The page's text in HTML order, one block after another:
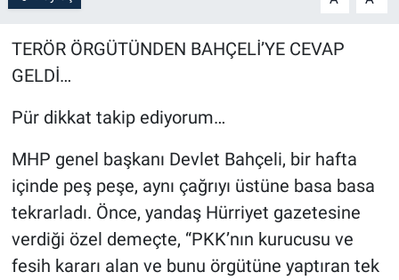
TERÖR ÖRGÜTÜNDEN BAHÇELİ’YE CEVAP
GELDİ…
Pür dikkat takip ediyorum…
MHP genel başkanı Devlet Bahçeli, bir hafta
içinde peş peşe, aynı çağrıyı üstüne basa basa
tekrarladı. Önce, yandaş Hürriyet gazetesine
verdiği özel demeçte, “PKK’nın kurucusu ve
fesih kararı alan ve bunu örgütüne yaptıran tek